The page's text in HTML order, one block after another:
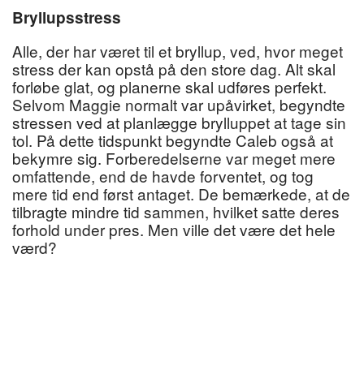
Bryllupsstress
Alle, der har været til et bryllup, ved, hvor meget
stress der kan opstå på den store dag. Alt skal
forløbe glat, og planerne skal udføres perfekt.
Selvom Maggie normalt var upåvirket, begyndte
stressen ved at planlægge brylluppet at tage sin
tol. På dette tidspunkt begyndte Caleb også at
bekymre sig. Forberedelserne var meget mere
omfattende, end de havde forventet, og tog
mere tid end først antaget. De bemærkede, at de
tilbragte mindre tid sammen, hvilket satte deres
forhold under pres. Men ville det være det hele
værd?